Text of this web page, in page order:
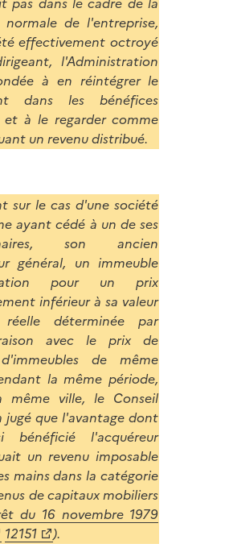
normale de l'entreprise,
effectivement octroyé
l'Administration
à en réintégrer le
dans les bénéfices
et à le regarder comme
un revenu distribué.
sur le cas d'une société
ayant cédé à un de ses
son ancien
général, un immeuble
pour un prix
inférieur à sa valeur
réelle déterminée par
avec le prix de
de même
la même période,
même ville, le Conseil
jugé que l'avantage dont
bénéficié l'acquéreur
un revenu imposable
mains dans la catégorie
de capitaux mobiliers
du 16 novembre 1979
12151
).